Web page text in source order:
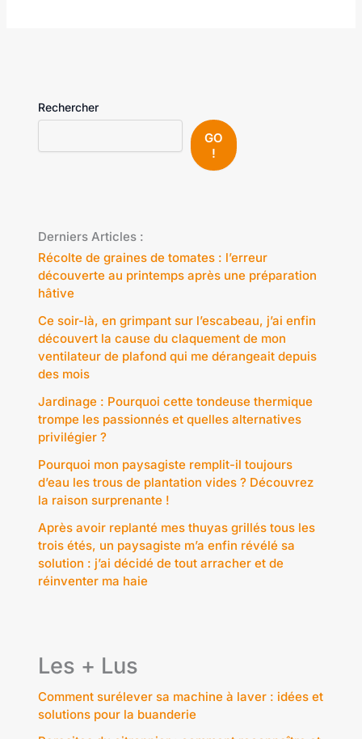
Rechercher
GO
!
Derniers Articles :
Récolte de graines de tomates : l’erreur
découverte au printemps après une préparation
hâtive
Ce soir-là, en grimpant sur l’escabeau, j’ai enfin
découvert la cause du claquement de mon
ventilateur de plafond qui me dérangeait depuis
des mois
Jardinage : Pourquoi cette tondeuse thermique
trompe les passionnés et quelles alternatives
privilégier ?
Pourquoi mon paysagiste remplit-il toujours
d’eau les trous de plantation vides ? Découvrez
la raison surprenante !
Après avoir replanté mes thuyas grillés tous les
trois étés, un paysagiste m’a enfin révélé sa
solution : j’ai décidé de tout arracher et de
réinventer ma haie
Les + Lus
Comment surélever sa machine à laver : idées et
solutions pour la buanderie